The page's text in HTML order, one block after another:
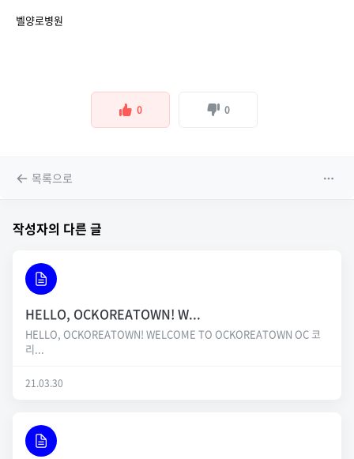
벨양로병원
0 0
목록으로
작성자의 다른 글
HELLO, OCKOREATOWN! W...
HELLO, OCKOREATOWN! WELCOME TO OCKOREATOWN OC 코
리...
21.03.30